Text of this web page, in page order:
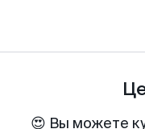
😍 Вы можете